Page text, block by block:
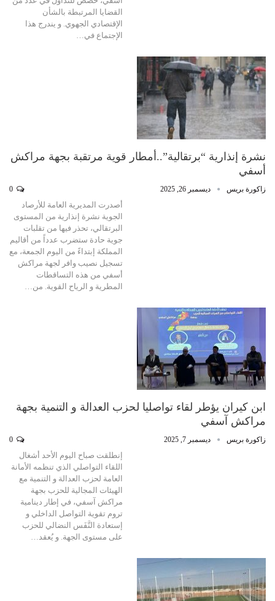
القضايا المرتبطة بالشأن
الإقتصادي الجهوي. و يندرج هذا
الإجتماع في…
نشرة إنذارية “برتقالية”..أمطار قوية مرتقبة بجهة مراكش
أسفي
زاكورة بريس ديسمبر 26, 2025
أصدرت المديرية العامة للأرصاد
الجوية نشرة إنذارية من المستوى
البرتقالي، تحذر فيها من تقلبات
جوية حادة ستضرب عدداً من أقاليم
المملكة إبتداءً من اليوم الجمعة، مع
تسجيل نصيب وافر لجهة مراكش
أسفي من هذه التساقطات
المطرية و الرياح القوية. من…
ابن كيران يؤطر لقاء تواصليا لحزب العدالة و التنمية بجهة
مراكش آسفي
زاكورة بريس ديسمبر 7, 2025
إنطلقت صباح اليوم الأحد أشغال
اللقاء التواصلي الذي تنظمه الأمانة
العامة لحزب العدالة و التنمية مع
الهيئات المجالية للحزب بجهة
مراكش آسفي، في إطار دينامية
تروم تقوية التواصل الداخلي و
إستعادة النَّفَس النضالي للحزب
على مستوى الجهة. و يُعقد…